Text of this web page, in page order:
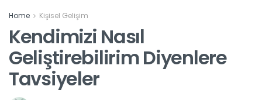
Home Kişisel Gelişim
Kendimizi Nasıl
Geliştirebilirim Diyenlere
Tavsiyeler